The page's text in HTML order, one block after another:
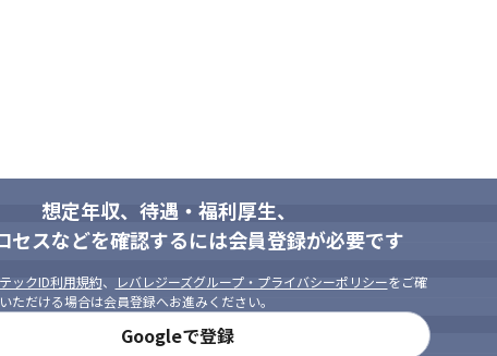
想定年収、待遇・福利厚生、
セスなどを確認するには会員登録が必要です
ックID利用規約、 レバレジーズグループ・プライバシーポリシーをご確
ただける場合は会員登録へお進みください。
Googleで登録